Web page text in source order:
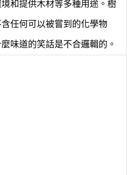
和提供木材等多種用途。樹
任何可以被嘗到的化學物
味道的笑話是不合邏輯的。